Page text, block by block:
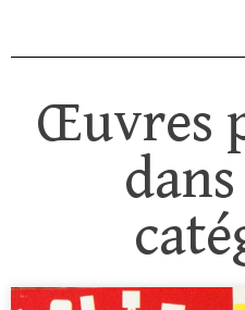
Œuvres